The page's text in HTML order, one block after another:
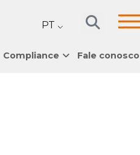
PT
Compliance Fale conosco